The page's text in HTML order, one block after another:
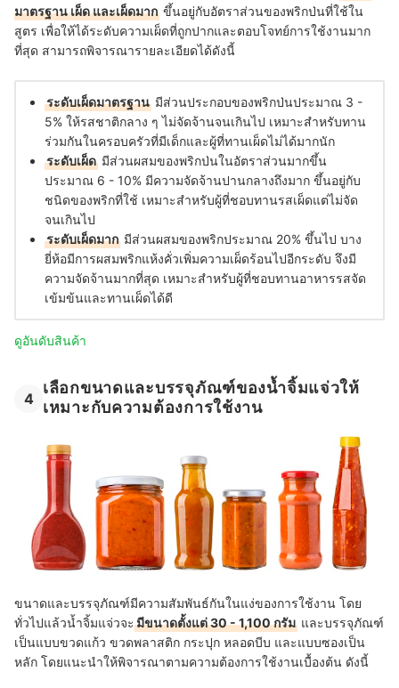
มาตรฐาน เผ็ด และเผ็ดมาก ขึ้นอยู่กับอัตราส่วนของพริกป่นที่ใช้ใน
สูตร เพื่อให้ได้ระดับความเผ็ดที่ถูกปากและตอบโจทย์การใช้งานมาก
ที่สุด สามารถพิจารณารายละเอียดได้ดังนี้
ระดับเผ็ดมาตรฐาน มีส่วนประกอบของพริกป่นประมาณ 3 -
5% ให้รสชาติกลาง ๆ ไม่จัดจ้านจนเกินไป เหมาะสำหรับทาน
ร่วมกันในครอบครัวที่มีเด็กและผู้ที่ทานเผ็ดไม่ได้มากนัก
ระดับเผ็ด มีส่วนผสมของพริกป่นในอัตราส่วนมากขึ้น
ประมาณ 6 - 10% มีความจัดจ้านปานกลางถึงมาก ขึ้นอยู่กับ
ชนิดของพริกที่ใช้ เหมาะสำหรับผู้ที่ชอบทานรสเผ็ดแต่ไม่จัด
จนเกินไป
ระดับเผ็ดมาก มีส่วนผสมของพริกประมาณ 20% ขึ้นไป บาง
ยี่ห้อมีการผสมพริกแห้งคั่วเพิ่มความเผ็ดร้อนไปอีกระดับ จึงมี
ความจัดจ้านมากที่สุด เหมาะสำหรับผู้ที่ชอบทานอาหารรสจัด
เข้มข้นและทานเผ็ดได้ดี
ดูอันดับสินค้า
4
เลือกขนาดและบรรจุภัณฑ์ของน้ำจิ้มแจ่วให้
เหมาะกับความต้องการใช้งาน
ขนาดและบรรจุภัณฑ์มีความสัมพันธ์กันในแง่ของการใช้งาน โดย
ทั่วไปแล้วน้ำจิ้มแจ่วจะมีขนาดตั้งแต่ 30 - 1,100 กรัม และบรรจุภัณฑ์
เป็นแบบขวดแก้ว ขวดพลาสติก กระปุก หลอดบีบ และแบบซองเป็น
หลัก โดยแนะนำให้พิจารณาตามความต้องการใช้งานเบื้องต้น ดังนี้